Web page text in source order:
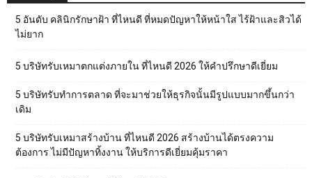
5 อันดับ คลินิกรักษาฝ้า ที่ไหนดี ที่หมดปัญหาให้หน้าใส ไร้ฝ้าและสิวได้
ไม่ยาก
5 บริษัทรับเหมาตกแต่งภายใน ที่ไหนดี 2026 ให้คำปรึกษาดีเยี่ยม
5 บริษัทรับทำการตลาด ที่จะมาช่วยให้ธุรกิจนั้นมีรูปแบบมากขึ้นกว่า
เดิม
5 บริษัทรับเหมาสร้างบ้าน ที่ไหนดี 2026 สร้างบ้านได้ตรงความ
ต้องการ ไม่มีปัญหาทิ้งงาน ให้บริการดีเยี่ยมคุ้มราคา